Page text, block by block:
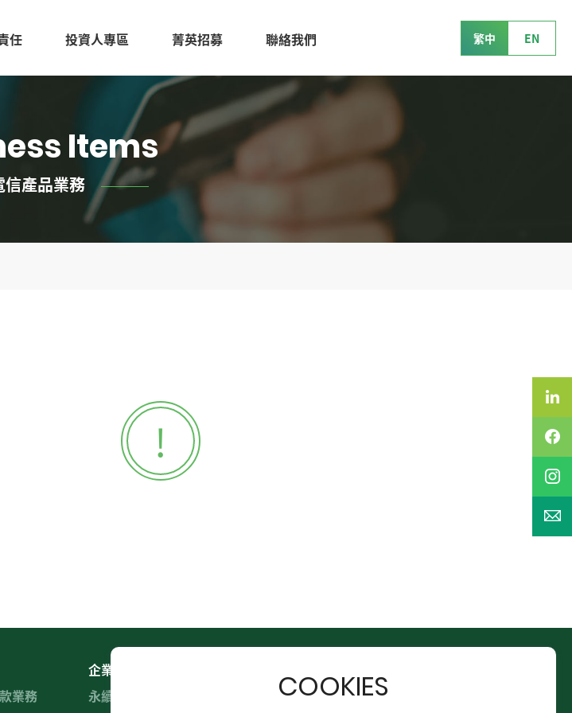
任 投資人專區 菁英招募 聯絡我們 繁中 EN
Items
信產品業務
業務
企業社會責任
永續經營
公司治理